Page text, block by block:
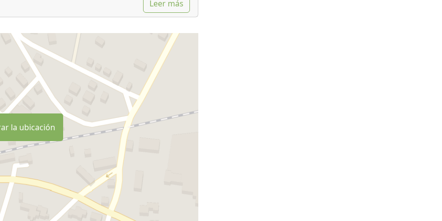
organizado por la asociación de los países
y ofrece muchas rutas para introducir los niños
olores y sabores, y para tratar de promover
de verano para niños de 8 a 13, en una
de participar en el trabajo de cuidado y manejo
Leer más
la ubicación